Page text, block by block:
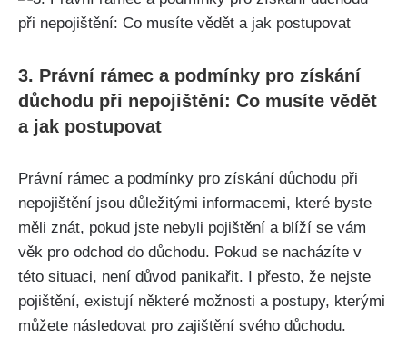
3. Právní rámec a podmínky pro získání
důchodu při nepojištění: Co musíte vědět
a jak postupovat
Právní rámec a podmínky pro získání důchodu při
nepojištění jsou důležitými informacemi, které byste
měli znát, pokud jste nebyli pojištění a blíží se vám
věk pro odchod do důchodu. Pokud se nacházíte v
této situaci, není důvod panikařit. I přesto, že nejste
pojištění, existují některé možnosti a postupy, kterými
můžete následovat pro zajištění svého důchodu.